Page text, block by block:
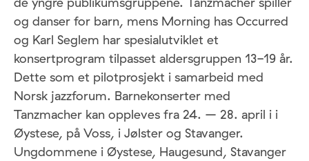
og danser for barn, mens Morning has Occurred
og Karl Seglem har spesialutviklet et
konsertprogram tilpasset aldersgruppen 13-19 år.
Dette som et pilotprosjekt i samarbeid med
Norsk jazzforum. Barnekonserter med
Tanzmacher kan oppleves fra 24. – 28. april i i
Øystese, på Voss, i Jølster og Stavanger.
Ungdommene i Øystese, Haugesund, Stavanger